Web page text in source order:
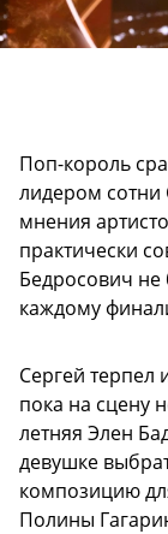
Поп-король
лидером
мнения
практически
Бедросович не
каждому
Сергей терпел
пока на сцену
летняя Элен
девушке
композицию
Полины